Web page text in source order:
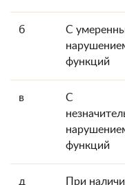
б
С
функций
в
С
функций
д
При